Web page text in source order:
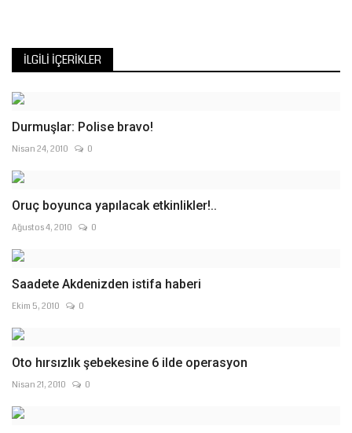
İLGILI İÇERIKLER
Durmuşlar: Polise bravo!
Nisan 24, 2010 0
Oruç boyunca yapılacak etkinlikler!..
Ağustos 4, 2010 0
Saadete Akdenizden istifa haberi
Ekim 5, 2010 0
Oto hırsızlık şebekesine 6 ilde operasyon
Nisan 21, 2010 0